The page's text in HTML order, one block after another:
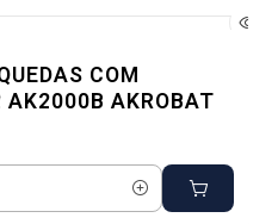
COM
AK2000B AKROBAT